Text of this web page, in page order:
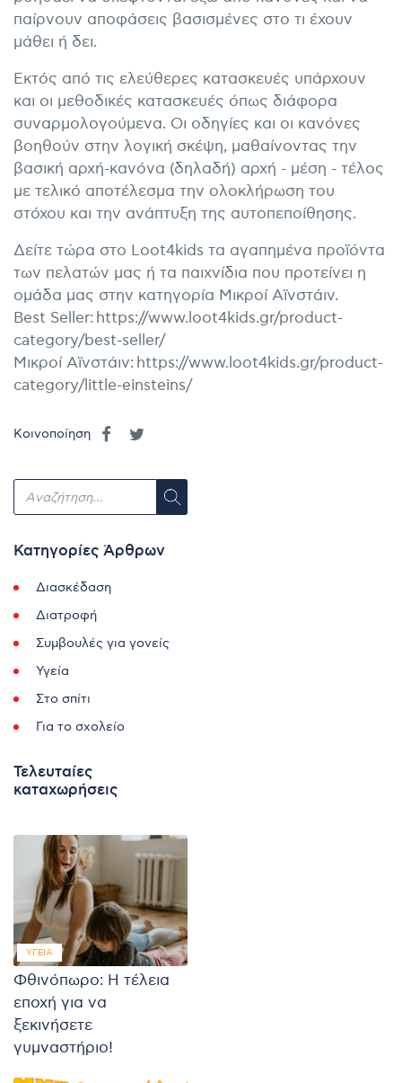
παίρνουν αποφάσεις βασισμένες στο τι έχουν
μάθει ή δει.
Εκτός από τις ελεύθερες κατασκευές υπάρχουν
και οι μεθοδικές κατασκευές όπως διάφορα
συναρμολογούμενα. Οι οδηγίες και οι κανόνες
βοηθούν στην λογική σκέψη, μαθαίνοντας την
βασική αρχή-κανόνα (δηλαδή) αρχή - μέση - τέλος
με τελικό αποτέλεσμα την ολοκλήρωση του
στόχου και την ανάπτυξη της αυτοπεποίθησης.
Δείτε τώρα στο Loot4kids τα αγαπημένα προϊόντα
των πελατών μας ή τα παιχνίδια που προτείνει η
ομάδα μας στην κατηγορία Μικροί Αϊνστάιν.
Best Seller: https://www.loot4kids.gr/product-
category/best-seller/
Μικροί Αϊνστάιν: https://www.loot4kids.gr/product-
category/little-einsteins/
Κοινοποίηση
Κατηγορίες Άρθρων
Διασκέδαση
Διατροφή
Συμβουλές για γονείς
Υγεία
Στο σπίτι
Για το σχολείο
Τελευταίες
καταχωρήσεις
ΥΓΕΊΑ
Φθινόπωρο: Η τέλεια
εποχή για να
ξεκινήσετε
γυμναστήριο!